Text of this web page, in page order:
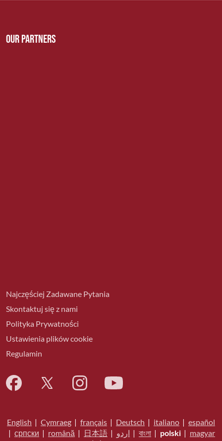
Najczęściej Zadawane Pytania
Skontaktuj się z nami
Polityka Prywatności
Ustawienia plików cookie
Regulamin
Our Partners
English | Cymraeg | français | Deutsch | italiano | español
| српски | română | 日本語 | اردو | বাংলা | polski | magyar